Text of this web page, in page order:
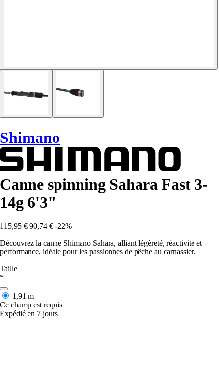
Shimano
Canne spinning Sahara Fast 3-
14g 6'3"
115,95 € 90,74 € -22%
Découvrez la canne Shimano Sahara, alliant légèreté, réactivité et
performance, idéale pour les passionnés de pêche au carnassier.
Taille
*
1,91 m
Ce champ est requis
Expédié en 7 jours